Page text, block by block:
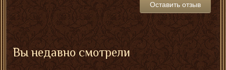
Оставить отзыв
Вы недавно смотрели